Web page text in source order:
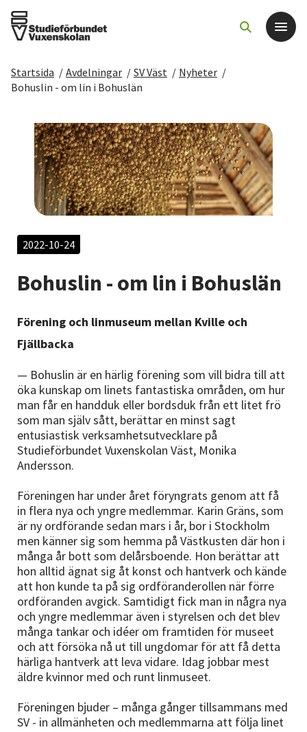
Det här gör vi
För dig som
Sök kurser och evenemang
Om SV
Starta studiecirkel
Cirkelledare
Nyheter
Avdelningar
Lyssna
Startsida / Avdelningar / SV Väst / Nyheter /
Bohuslin - om lin i Bohuslän
2022-10-24
Bohuslin - om lin i Bohuslän
Förening och linmuseum mellan Kville och
Fjällbacka
— Bohuslin är en härlig förening som vill bidra till att
öka kunskap om linets fantastiska områden, om hur
man får en handduk eller bordsduk från ett litet frö
som man själv sått, berättar en minst sagt
entusiastisk verksamhetsutvecklare på
Studieförbundet Vuxenskolan Väst, Monika
Andersson.
Föreningen har under året föryngrats genom att få
in flera nya och yngre medlemmar. Karin Gräns, som
är ny ordförande sedan mars i år, bor i Stockholm
men känner sig som hemma på Västkusten där hon i
många år bott som delårsboende. Hon berättar att
hon alltid ägnat sig åt konst och hantverk och kände
att hon kunde ta på sig ordföranderollen när förre
ordföranden avgick. Samtidigt fick man in några nya
och yngre medlemmar även i styrelsen och det blev
många tankar och idéer om framtiden för museet
och att försöka nå ut till ungdomar för att få detta
härliga hantverk att leva vidare. Idag jobbar mest
äldre kvinnor med och runt linmuseet.
Föreningen bjuder – många gånger tillsammans med
SV - in allmänheten och medlemmarna att följa linet